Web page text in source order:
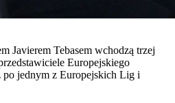
Javierem Tebasem wchodzą trzej
Europejskiego
jednym z Europejskich Lig i